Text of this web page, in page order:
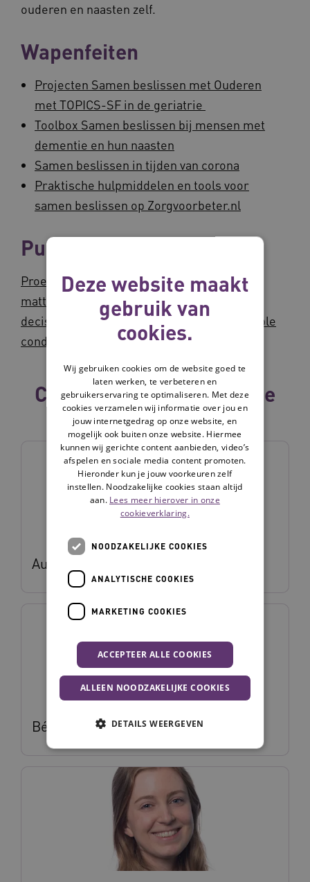
ouderen en naasten zelf.
Wapenfeiten
Projecten Samen beslissen met Ouderen
met TOPICS-SF in de geriatrie
Toolbox Samen beslissen bij mensen met
dementie en hun naasten
Samen beslissen in tijden van corona
Praktische hulpmiddelen en tools voor
samen beslissen op Zorgvoorbeter.nl
Publicaties
Proefschrift “Shifting from “What is the
matter?” to “What matters to you?” Shared
decision making for older adults with multiple
conditions and their informal caregivers
Collega's binnen dezelfde
vakgroep
Aukelien Scheffelaar
Béatrice Dijcks
Deze website maakt
gebruik van
cookies.
Wij gebruiken cookies om de website goed te
laten werken, te verbeteren en
gebruikerservaring te optimaliseren. Met deze
cookies verzamelen wij informatie over jou en
jouw internetgedrag op onze website, en
mogelijk ook buiten onze website. Hiermee
kunnen wij gerichte content aanbieden, video’s
afspelen en sociale media content promoten.
Hieronder kun je jouw voorkeuren zelf
instellen. Noodzakelijke cookies staan altijd
aan. Lees meer hierover in onze
cookieverklaring.
NOODZAKELIJKE COOKIES
ANALYTISCHE COOKIES
MARKETING COOKIES
ACCEPTEER ALLE COOKIES
ALLEEN NOODZAKELIJKE COOKIES
DETAILS WEERGEVEN
Noodzakelijke cookies
Analytische cookies
Marketing cookies
Deze functionele en technische cookies zorgen
ervoor dat de website werkt. Deze cookies
worden altijd geplaatst en maken geen inbreuk
op uw privacy.